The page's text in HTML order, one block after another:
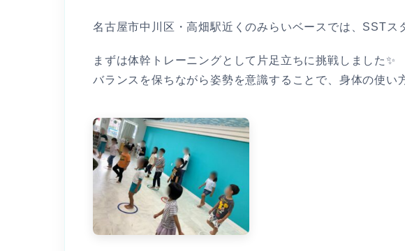
名古屋市中川区・高畑駅近くのみらいベースでは、SST
まずは体幹トレーニングとして片足立ちに挑戦しました✨
バランスを保ちながら姿勢を意識することで、身体の使い